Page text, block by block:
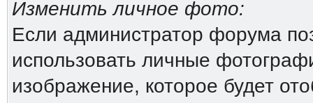
Изменить личное фото:
Если администратор форума
использовать личные
изображение, которое будет